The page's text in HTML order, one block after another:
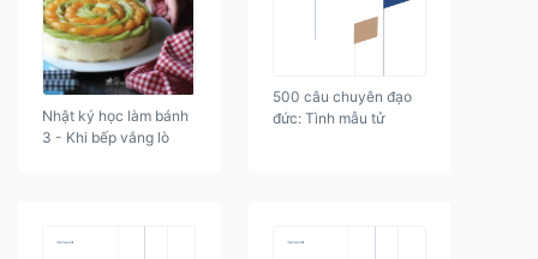
Nhật ký học làm bánh
3 - Khi bếp vắng lò
500 câu chuyên đạo
đức: Tình mẫu tử